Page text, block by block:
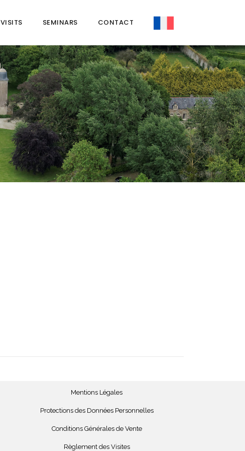
VISITS SEMINARS CONTACT
Mentions Légales
Protections des Données Personnelles
Conditions Générales de Vente
Règlement des Visites